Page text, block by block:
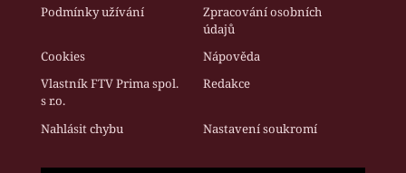
Podmínky užívání
Zpracování osobních
údajů
Cookies
Nápověda
Vlastník FTV Prima spol.
s r.o.
Redakce
Nahlásit chybu Nastavení soukromí